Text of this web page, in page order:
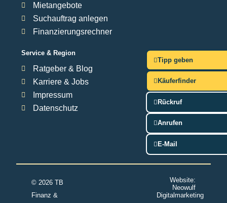
Tipp geben
Käuferfinder
Rückruf
Anrufen
E-Mail
Mietangebote
Suchauftrag anlegen
Finanzierungsrechner
Service & Region
Ratgeber & Blog
Karriere & Jobs
Impressum
Datenschutz
© 2026 TB
Finanz &
Website:
Neowulf
Digitalmarketing